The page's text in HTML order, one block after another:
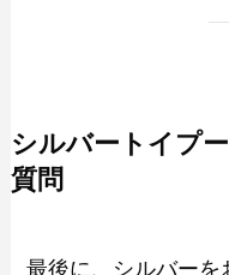
シルバートイプ
質問
最後に、シルバー